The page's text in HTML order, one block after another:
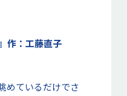
作：工藤直子
めているだけでさ